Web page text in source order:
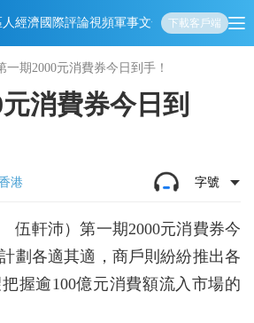
經濟國際評論視頻軍事文化 娛樂生活教育體
下載客戶端
一期2000元消費券今日到手！
消費券今日到
港 字號
伍軒沛）第一期2000元消費券今
劃各適其適，商戶則紛紛推出各
握逾100億元消費額流入市場的